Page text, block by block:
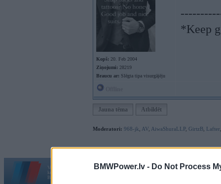
BMWPower.lv - Do Not Process
Kopš: 20. Feb 2004
Ziņojumi: 28219
Braucu ar: Slēgta tipa visurgājēju
*Keep
Jauna tēma Atbildēt
Moderatori: 968-jk AV AiwaShuraLLP, GirtzB Lafter
Vortāls BMWPower.lv darbojas
kopš 2002. gada 14. maija. Tas nav auto klubs un nav saistīts ar
BMW AG.